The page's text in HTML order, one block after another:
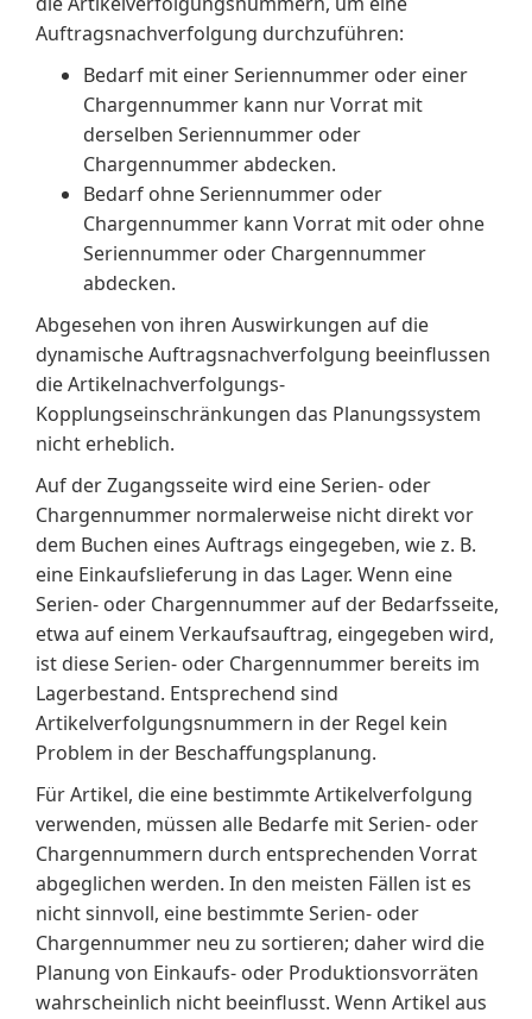
Auftragsnachverfolgung durchzuführen:
Bedarf mit einer Seriennummer oder einer
Chargennummer kann nur Vorrat mit
derselben Seriennummer oder
Chargennummer abdecken.
Bedarf ohne Seriennummer oder
Chargennummer kann Vorrat mit oder ohne
Seriennummer oder Chargennummer
abdecken.
Abgesehen von ihren Auswirkungen auf die
dynamische Auftragsnachverfolgung beeinflussen
die Artikelnachverfolgungs-
Kopplungseinschränkungen das Planungssystem
nicht erheblich.
Auf der Zugangsseite wird eine Serien- oder
Chargennummer normalerweise nicht direkt vor
dem Buchen eines Auftrags eingegeben, wie z. B.
eine Einkaufslieferung in das Lager. Wenn eine
Serien- oder Chargennummer auf der Bedarfsseite,
etwa auf einem Verkaufsauftrag, eingegeben wird,
ist diese Serien- oder Chargennummer bereits im
Lagerbestand. Entsprechend sind
Artikelverfolgungsnummern in der Regel kein
Problem in der Beschaffungsplanung.
Für Artikel, die eine bestimmte Artikelverfolgung
verwenden, müssen alle Bedarfe mit Serien- oder
Chargennummern durch entsprechenden Vorrat
abgeglichen werden. In den meisten Fällen ist es
nicht sinnvoll, eine bestimmte Serien- oder
Chargennummer neu zu sortieren; daher wird die
Planung von Einkaufs- oder Produktionsvorräten
wahrscheinlich nicht beeinflusst. Wenn Artikel aus